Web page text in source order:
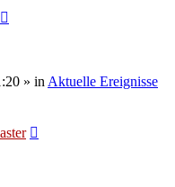
» in Aktuelle Ereignisse